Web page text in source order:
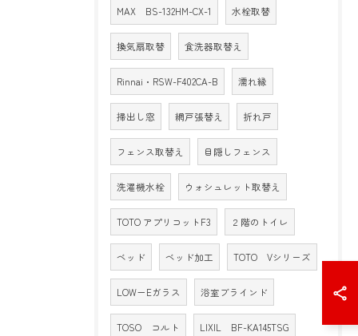
MAX BS-132HM-CX-1 水栓取替
換気扇取替 食洗器取替え
Rinnai・RSW-F402CA-B 濡れ縁
掃出し窓 網戸張替え 折れ戸
フェンス取替え 目隠しフェンス
洗濯機水栓 ウォシュレット取替え
TOTO アプリコットF3 ２階のトイレ
ベッド ベッド加工 TOTO Vシリーズ
LOW－Eガラス 浴室ブラインド
TOSO コルト LIXIL BF-KA145TSG